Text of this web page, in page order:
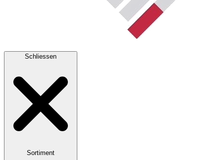
Schliessen
Sortiment